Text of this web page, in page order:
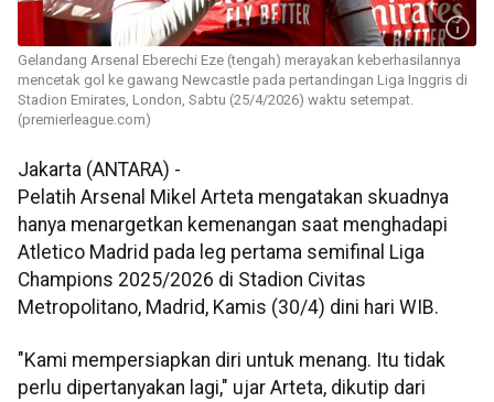
Gelandang Arsenal Eberechi Eze (tengah) merayakan keberhasilannya
mencetak gol ke gawang Newcastle pada pertandingan Liga Inggris di
Stadion Emirates, London, Sabtu (25/4/2026) waktu setempat.
(premierleague.com)
Jakarta (ANTARA) -
Pelatih Arsenal Mikel Arteta mengatakan skuadnya
hanya menargetkan kemenangan saat menghadapi
Atletico Madrid pada leg pertama semifinal Liga
Champions 2025/2026 di Stadion Civitas
Metropolitano, Madrid, Kamis (30/4) dini hari WIB.
"Kami mempersiapkan diri untuk menang. Itu tidak
perlu dipertanyakan lagi," ujar Arteta, dikutip dari